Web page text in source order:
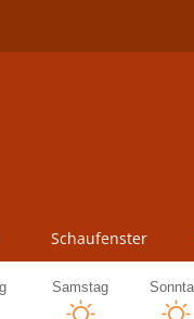
Schaufenster